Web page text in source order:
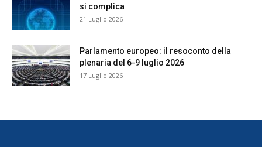
si complica
21 Luglio 2026
Parlamento europeo: il resoconto della
plenaria del 6-9 luglio 2026
17 Luglio 2026